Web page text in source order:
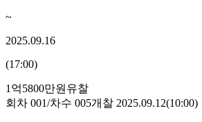
~
2025.09.16
(17:00)
1억5800만원 유찰
회차 001/차수 005개찰 2025.09.12(10:00)